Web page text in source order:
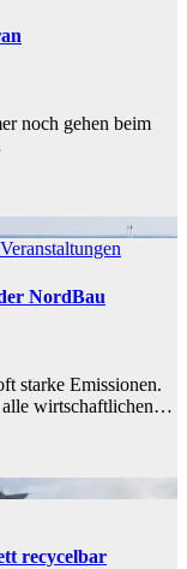
noch gehen beim
Veranstaltungen
NordBau
starke Emissionen.
alle wirtschaftlichen…
recycelbar